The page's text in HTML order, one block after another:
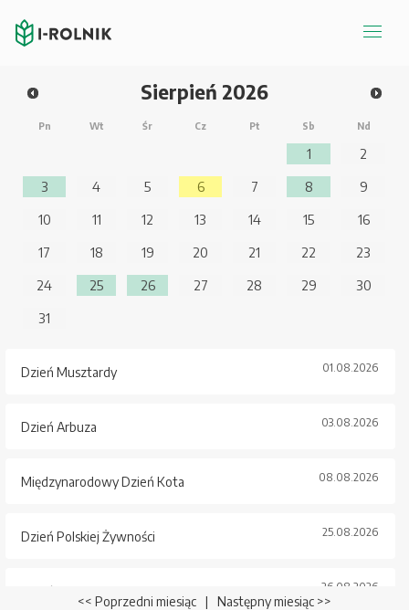
Sierpień 2026
Pn Wt Śr Cz Pt Sb Nd
1
2
3
4 5 6 7 8
9
10
11 12 13 14 15
16
17
18 19 20 21 22
23
24
25 26 27 28 29
30
31
Dzień Musztardy 01.08.2026
Dzień Arbuza 03.08.2026
Międzynarodowy Dzień Kota 08.08.2026
Dzień Polskiej Żywności 25.08.2026
Dzień Psa 26.08.2026
<< Poprzedni miesiąc | Następny miesiąc >>